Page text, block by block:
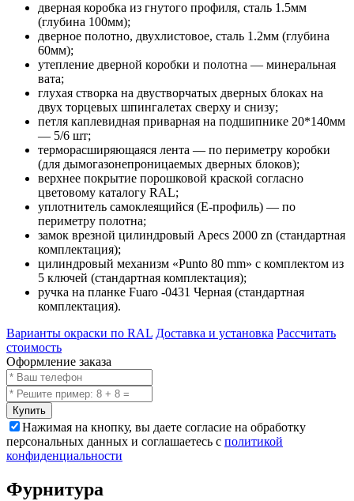
дверная коробка из гнутого профиля, сталь 1.5мм
(глубина 100мм);
дверное полотно, двухлистовое, сталь 1.2мм (глубина
60мм);
утепление дверной коробки и полотна — минеральная
вата;
глухая створка на двустворчатых дверных блоках на
двух торцевых шпингалетах сверху и снизу;
петля каплевидная приварная на подшипнике 20*140мм
— 5/6 шт;
терморасширяющаяся лента — по периметру коробки
(для дымогазонепроницаемых дверных блоков);
верхнее покрытие порошковой краской согласно
цветовому каталогу RAL;
уплотнитель самоклеящийся (E-профиль) — по
периметру полотна;
замок врезной цилиндровый Apecs 2000 zn (стандартная
комплектация);
цилиндровый механизм «Punto 80 mm» с комплектом из
5 ключей (стандартная комплектация);
ручка на планке Fuaro -0431 Черная (стандартная
комплектация).
Варианты окраски по RAL Доставка и установка Рассчитать
стоимость
Оформление заказа
Купить
Нажимая на кнопку, вы даете согласие на обработку
персональных данных и соглашаетесь с политикой
конфиденциальности
Фурнитура